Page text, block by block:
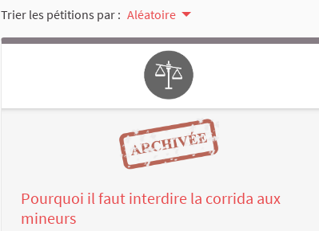
Trier les pétitions par : Aléatoire
Pourquoi il faut interdire la corrida aux
mineurs